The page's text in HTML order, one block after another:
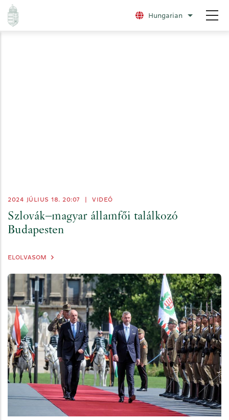
Ugrás
Hungarian További
2024 JÚLIUS 18. 20:07 VIDEÓ
Szlovák–magyar államfői találkozó
Budapesten
ELOLVASOM